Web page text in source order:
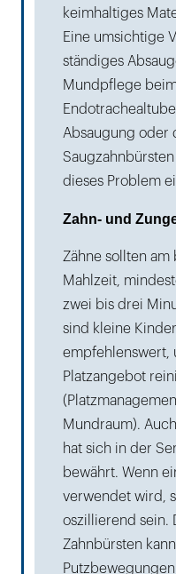
keimhaltiges
Eine umsichtige
ständiges
Mundpflege
Absaugung oder
dieses Problem
Zahn- und
Zähne sollten am
Mahlzeit,
zwei bis drei
sind kleine
empfehlenswert,
Platzangebot
Mundraum).
hat sich in der
bewährt. Wenn
verwendet wird,
oszillierend sein.
Zahnbürsten